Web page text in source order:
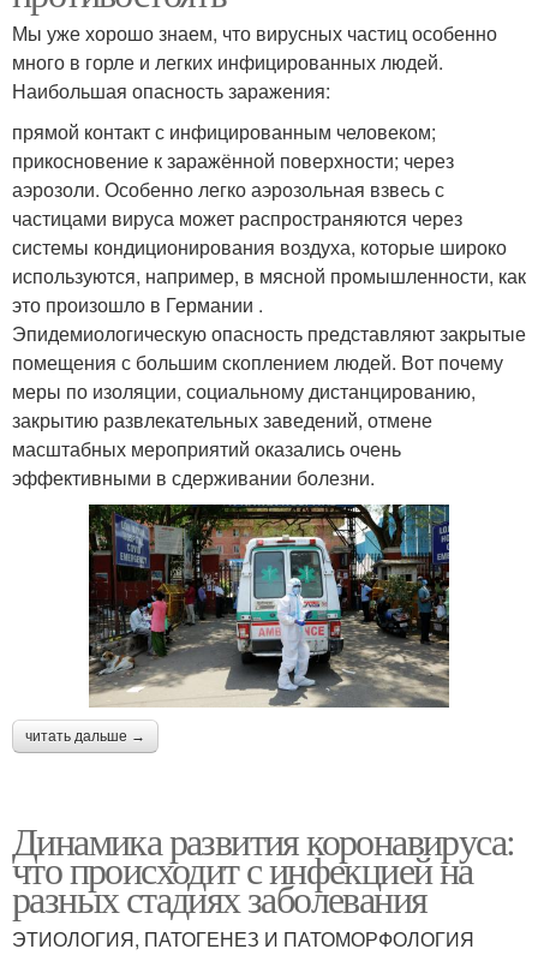
Мы уже хорошо знаем, что вирусных частиц особенно
много в горле и легких инфицированных людей.
Наибольшая опасность заражения:
прямой контакт с инфицированным человеком;
прикосновение к заражённой поверхности; через
аэрозоли. Особенно легко аэрозольная взвесь с
частицами вируса может распространяются через
системы кондиционирования воздуха, которые широко
используются, например, в мясной промышленности, как
это произошло в Германии .
Эпидемиологическую опасность представляют закрытые
помещения с большим скоплением людей. Вот почему
меры по изоляции, социальному дистанцированию,
закрытию развлекательных заведений, отмене
масштабных мероприятий оказались очень
эффективными в сдерживании болезни.
читать дальше →
Динамика развития коронавируса:
что происходит с инфекцией на
разных стадиях заболевания
ЭТИОЛОГИЯ, ПАТОГЕНЕЗ И ПАТОМОРФОЛОГИЯ